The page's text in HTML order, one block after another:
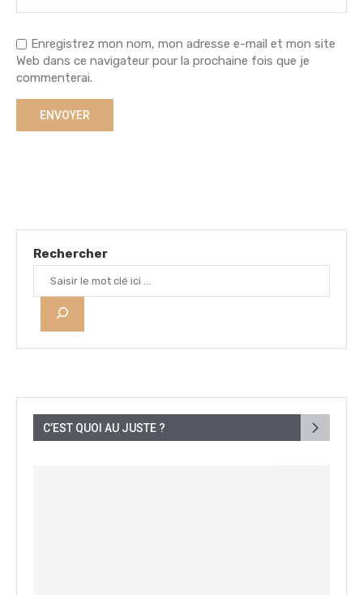
Enregistrez mon nom, mon adresse e-mail et mon site
Web dans ce navigateur pour la prochaine fois que je
commenterai.
Rechercher
C’EST QUOI AU JUSTE ?